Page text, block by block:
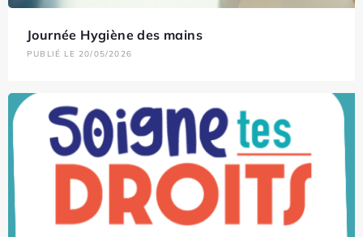
Journée Hygiène des mains
PUBLIÉ LE 20/05/2026